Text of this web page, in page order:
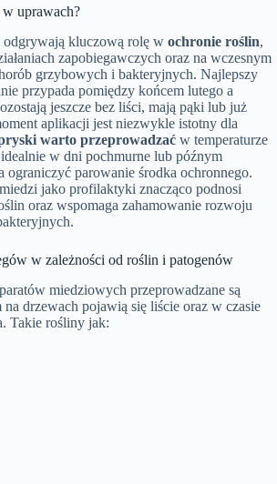
uprawach?
odgrywają kluczową rolę w ochronie roślin,
zapobiegawczych oraz na wczesnym
grzybowych i bakteryjnych. Najlepszy
przypada pomiędzy końcem lutego a
jeszcze bez liści, mają pąki lub już
aplikacji jest niezwykle istotny dla
warto przeprowadzać w temperaturze
w dni pochmurne lub późnym
ograniczyć parowanie środka ochronnego.
jako profilaktyki znacząco podnosi
oraz wspomaga zahamowanie rozwoju
w zależności od roślin i patogenów
miedziowych przeprowadzane są
na drzewach pojawią się liście oraz w czasie
Takie rośliny jak: